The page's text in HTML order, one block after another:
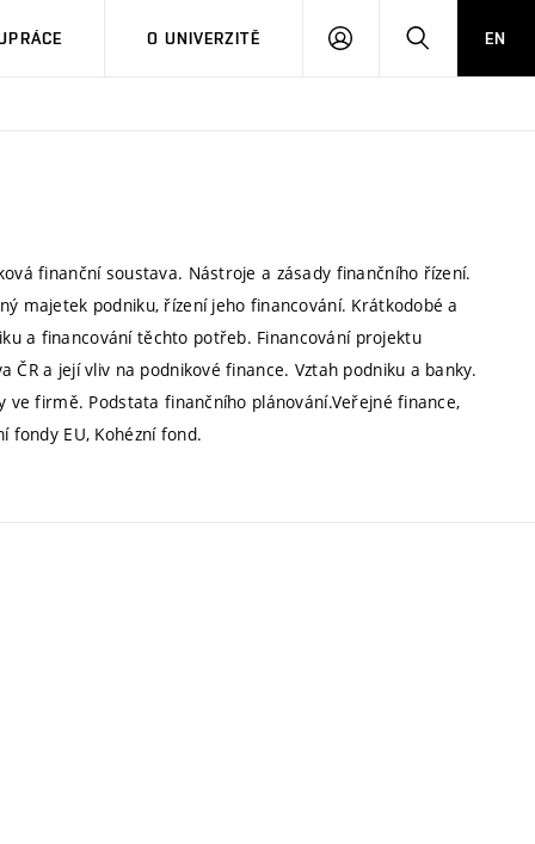
O UNIVERZITĚ
PŘIHLÁSIT HLEDATEN
finanční soustava. Nástroje a zásady finančního řízení.
majetek podniku, řízení jeho financování. Krátkodobé a
a financování těchto potřeb. Financování projektu
a její vliv na podnikové finance. Vztah podniku a banky.
firmě. Podstata finančního plánování.Veřejné finance,
EU, Kohézní fond.